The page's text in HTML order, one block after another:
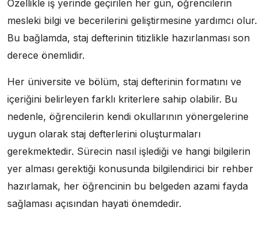
Özellikle iş yerinde geçirilen her gün, öğrencilerin
mesleki bilgi ve becerilerini geliştirmesine yardımcı olur.
Bu bağlamda, staj defterinin titizlikle hazırlanması son
derece önemlidir.
Her üniversite ve bölüm, staj defterinin formatını ve
içeriğini belirleyen farklı kriterlere sahip olabilir. Bu
nedenle, öğrencilerin kendi okullarının yönergelerine
uygun olarak staj defterlerini oluşturmaları
gerekmektedir. Sürecin nasıl işlediği ve hangi bilgilerin
yer alması gerektiği konusunda bilgilendirici bir rehber
hazırlamak, her öğrencinin bu belgeden azami fayda
sağlaması açısından hayati önemdedir.